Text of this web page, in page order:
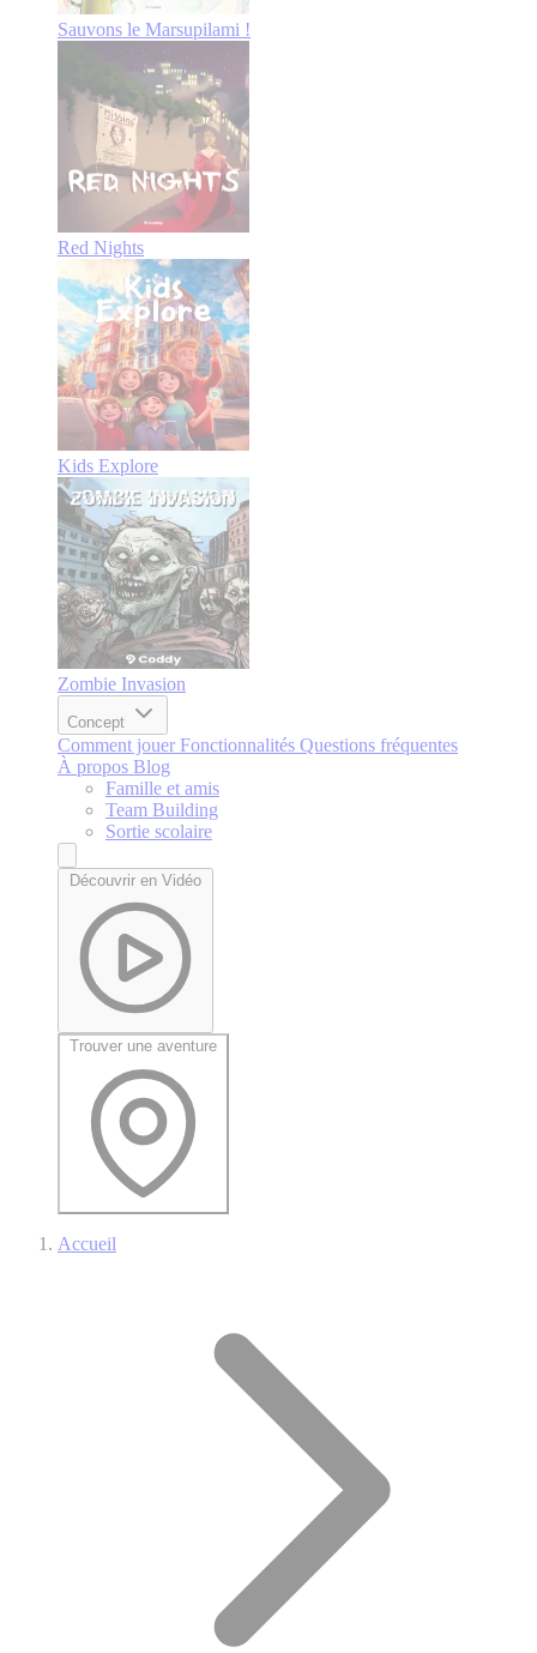
Sauvons le Marsupilami !
Red Nights
Kids Explore
Zombie Invasion
Concept
Comment jouer Fonctionnalités Questions fréquentes
À propos Blog
Famille et amis
Team Building
Sortie scolaire
Découvrir en Vidéo
Trouver une aventure
Accueil